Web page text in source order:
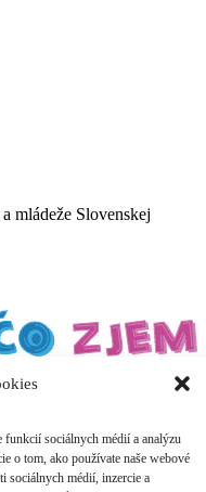
funkcií sociálnych médií a analýzu
o tom, ako používate naše webové
sociálnych médií, inzercie a
mládeže Slovenskej